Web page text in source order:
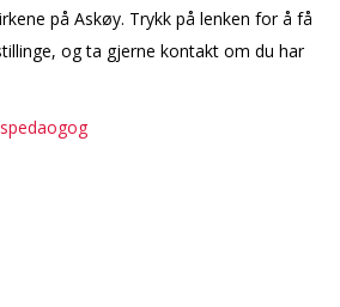
på Askøy. Trykk på lenken for å få
og ta gjerne kontakt om du har